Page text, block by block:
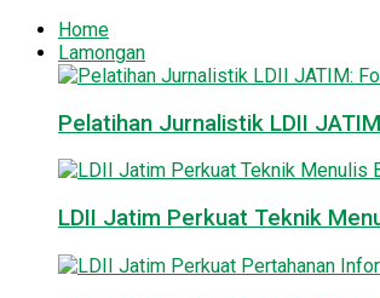
Home
Lamongan
Pelatihan Jurnalistik LDII
LDII Jatim Perkuat Teknik